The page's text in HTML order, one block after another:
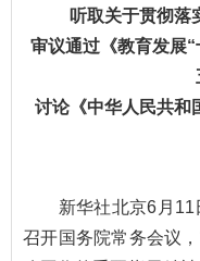
听取关于贯彻落
审议通过《教育发展
讨论《中华人民共和
新华社北京6月11
召开国务院常务会议